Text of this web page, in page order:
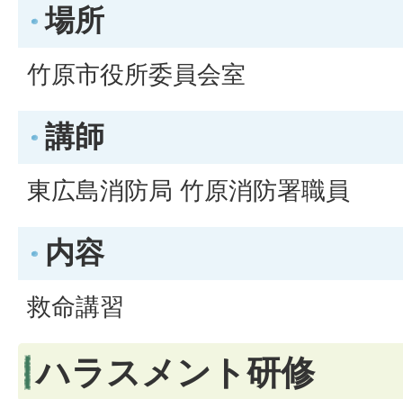
場所
竹原市役所委員会室
講師
東広島消防局 竹原消防署職員
内容
救命講習
ハラスメント研修